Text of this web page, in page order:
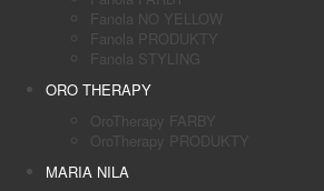
Fanola NO YELLOW
Fanola PRODUKTY
Fanola STYLING
ORO THERAPY
OroTherapy FARBY
OroTherapy PRODUKTY
MARIA NILA